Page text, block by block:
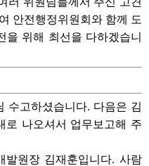
안전행정위원회와 함께 도
위해 최선을 다하겠습니
수고하셨습니다. 다음은 김
로 나오셔서 업무보고해 주
발원장 김재훈입니다. 사람